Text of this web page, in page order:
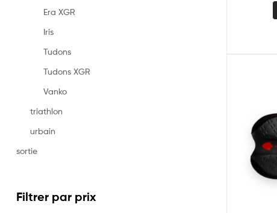
Era XGR
Iris
Tudons
Tudons XGR
Vanko
triathlon
urbain
sortie
Filtrer par prix